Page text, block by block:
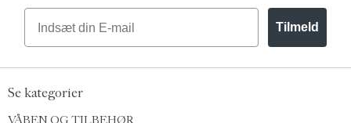
Email
Tilmeld
Se kategorier
VÅBEN OG TILBEHØR